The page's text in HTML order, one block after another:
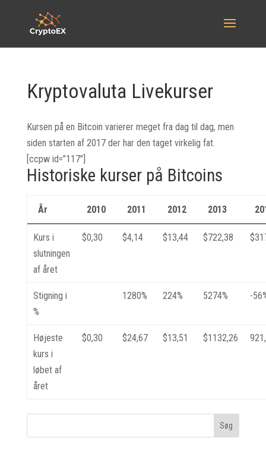
Kryptovaluta Livekurser
Kursen på en Bitcoin varierer meget fra dag til dag, men
siden starten af 2017 der har den taget virkelig fat.
[ccpw id=”117″]
Historiske kurser på Bitcoins
År 2010 2011 2012 2013
Kurs i
slutningen
af året
$0,30 $4,14 $13,44 $722,38
Stigning i
%
1280% 224% 5274% -
Højeste
kurs i
løbet af
året
$0,30 $24,67 $13,51 $1132,26